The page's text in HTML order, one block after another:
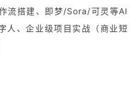
流搭建、即梦/Sora/可灵等AI
人、企业级项目实战（商业短